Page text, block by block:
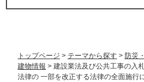
トップページ > テーマから探す > 防災
建物情報 > 建設業法及び公共工事の入
法律の 一部を改正する法律の全面施行